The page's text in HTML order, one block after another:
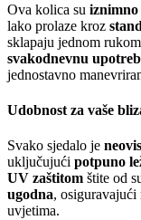
Ova kolica su
lako prolaze kroz
sklapaju jednom
svakodnevnu
jednostavno
Udobnost za vaše
Svako sjedalo je
uključujući potpuno
UV zaštitom štite od
ugodna, osiguravajući
uvjetima.